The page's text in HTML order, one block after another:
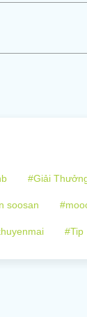
#Giải
soosan
#Tip